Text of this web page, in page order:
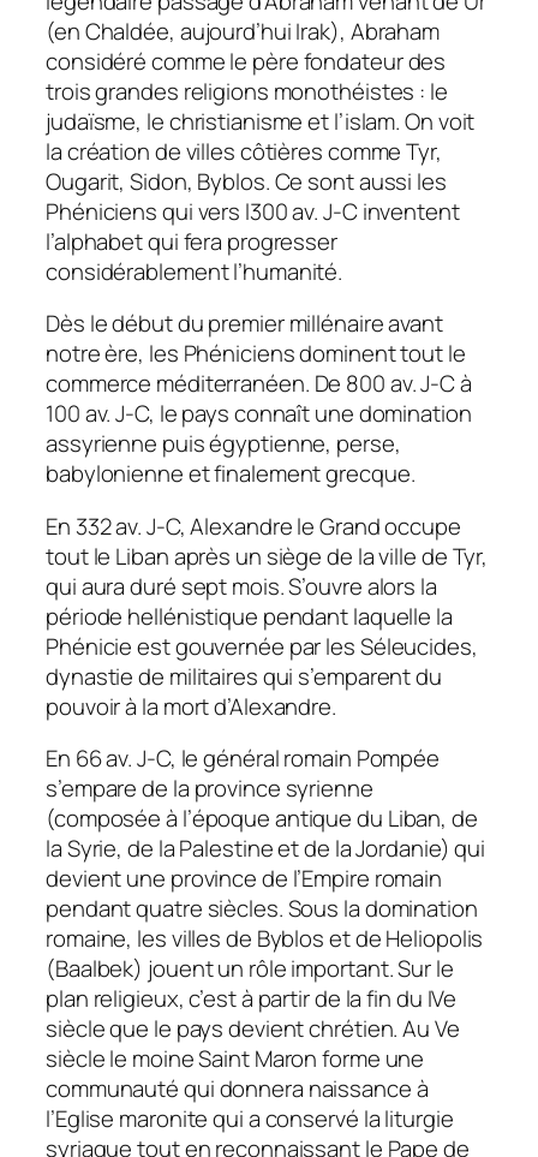
(en Chaldée, aujourd’hui Irak), Abraham
considéré comme le père fondateur des
trois grandes religions monothéistes : le
judaïsme, le christianisme et l’islam. On voit
la création de villes côtières comme Tyr,
Ougarit, Sidon, Byblos. Ce sont aussi les
Phéniciens qui vers l300 av. J-C inventent
l’alphabet qui fera progresser
considérablement l’humanité.
Dès le début du premier millénaire avant
notre ère, les Phéniciens dominent tout le
commerce méditerranéen. De 800 av. J-C à
100 av. J-C, le pays connaît une domination
assyrienne puis égyptienne, perse,
babylonienne et finalement grecque.
En 332 av. J-C, Alexandre le Grand occupe
tout le Liban après un siège de la ville de Tyr,
qui aura duré sept mois. S’ouvre alors la
période hellénistique pendant laquelle la
Phénicie est gouvernée par les Séleucides,
dynastie de militaires qui s’emparent du
pouvoir à la mort d’Alexandre.
En 66 av. J-C, le général romain Pompée
s’empare de la province syrienne
(composée à l’époque antique du Liban, de
la Syrie, de la Palestine et de la Jordanie) qui
devient une province de l’Empire romain
pendant quatre siècles. Sous la domination
romaine, les villes de Byblos et de Heliopolis
(Baalbek) jouent un rôle important. Sur le
plan religieux, c’est à partir de la fin du IVe
siècle que le pays devient chrétien. Au Ve
siècle le moine Saint Maron forme une
communauté qui donnera naissance à
l’Eglise maronite qui a conservé la liturgie
syriaque tout en reconnaissant le Pape de